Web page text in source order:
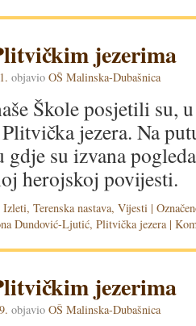
jezerima
objavio OŠ Malinska-Dubašnica
Škole posjetili su,
jezera. Na
gdje su izvana
herojskoj povijesti.
Izleti, Terenska nastava, Vijesti |
Dundović-Ljutić, Plitvička jezera |
jezerima
objavio OŠ Malinska-Dubašnica